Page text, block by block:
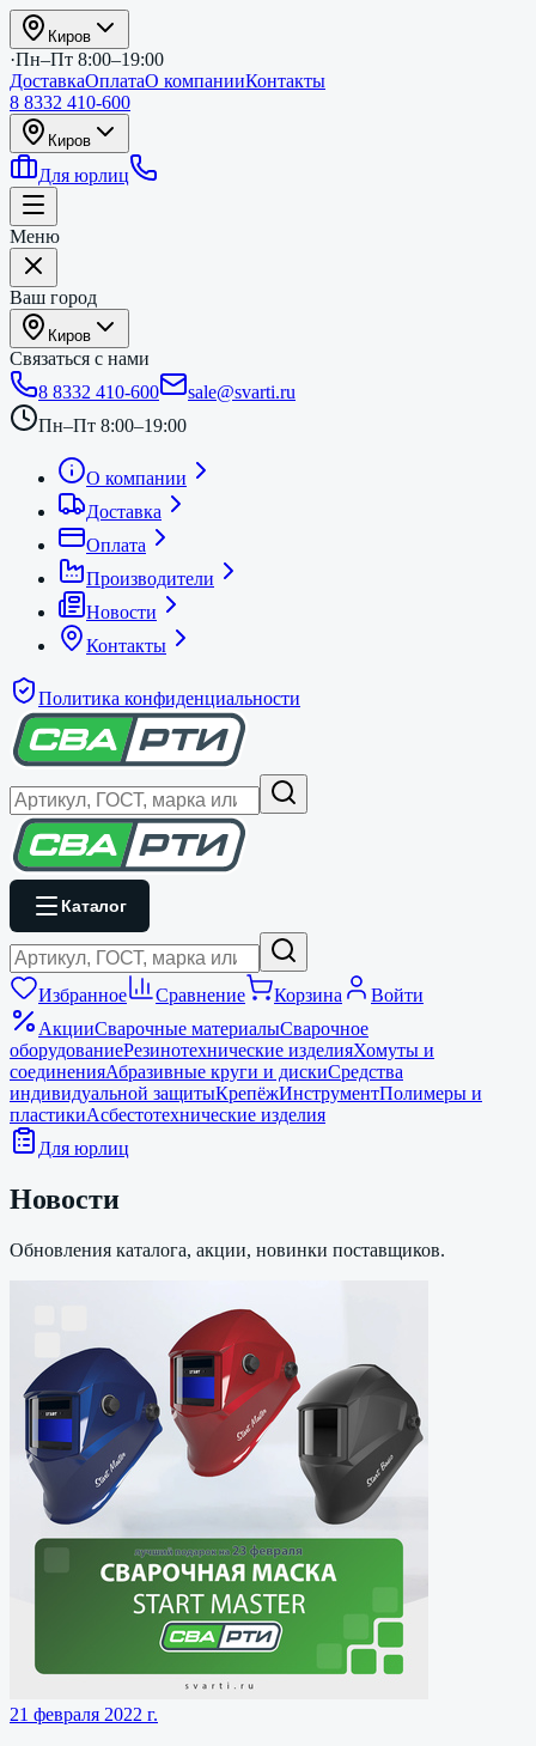
Киров
·Пн–Пт 8:00–19:00
ДоставкаОплатаО компанииКонтакты
8 8332 410-600
Киров
Для юрлиц
Меню
Ваш город
Киров
Связаться с нами
8 8332 410-600
sale@svarti.ru
Пн–Пт 8:00–19:00
О компании
Доставка
Оплата
Производители
Новости
Контакты
Политика конфиденциальности
Каталог
Избранное Сравнение Корзина
Войти
АкцииСварочные материалыСварочное
оборудованиеРезинотехнические изделияХомуты и
соединенияАбразивные круги и дискиСредства
индивидуальной защитыКрепёжИнструментПолимеры и
пластикиАсбестотехнические изделия
Для юрлиц
Новости
Обновления каталога, акции, новинки поставщиков.
21 февраля 2022 г.